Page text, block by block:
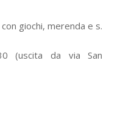
con giochi, merenda e s.
(uscita da via San